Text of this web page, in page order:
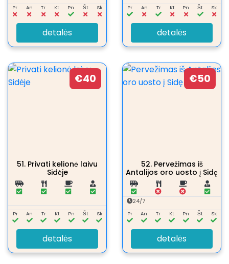
Pr An Tr Kt Pn Št Sk
detalės
Pr An Tr Kt Pn Št Sk
detalės
€40
51. Privati kelionė laivu
Sidėje
Pr An Tr Kt Pn Št Sk
detalės
€50
52. Pervežimas iš
Antalijos oro uosto į Sidę
24/7
Pr An Tr Kt Pn Št Sk
detalės